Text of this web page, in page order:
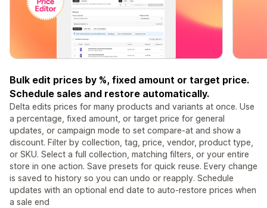
Bulk edit prices by %, fixed amount or target price.
Schedule sales and restore automatically.
Delta edits prices for many products and variants at once. Use
a percentage, fixed amount, or target price for general
updates, or campaign mode to set compare-at and show a
discount. Filter by collection, tag, price, vendor, product type,
or SKU. Select a full collection, matching filters, or your entire
store in one action. Save presets for quick reuse. Every change
is saved to history so you can undo or reapply. Schedule
updates with an optional end date to auto-restore prices when
a sale end